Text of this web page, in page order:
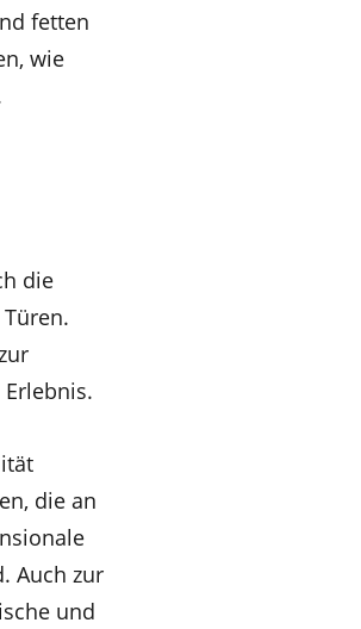
fetten
wie
die
die an
Auch zur
und